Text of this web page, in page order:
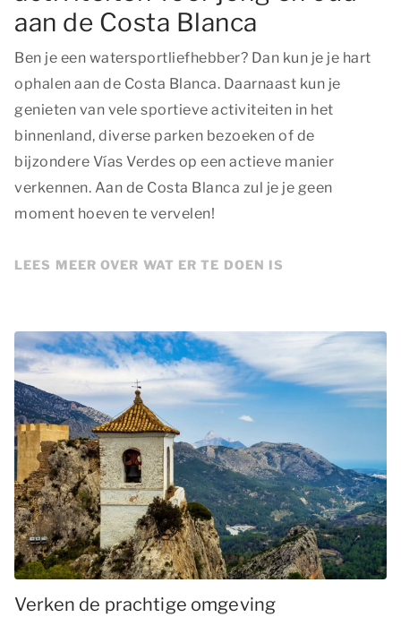
aan de Costa Blanca
Ben je een watersportliefhebber? Dan kun je je hart
ophalen aan de Costa Blanca. Daarnaast kun je
genieten van vele sportieve activiteiten in het
binnenland, diverse parken bezoeken of de
bijzondere Vías Verdes op een actieve manier
verkennen. Aan de Costa Blanca zul je je geen
moment hoeven te vervelen!
LEES MEER OVER WAT ER TE DOEN IS
Verken de prachtige omgeving